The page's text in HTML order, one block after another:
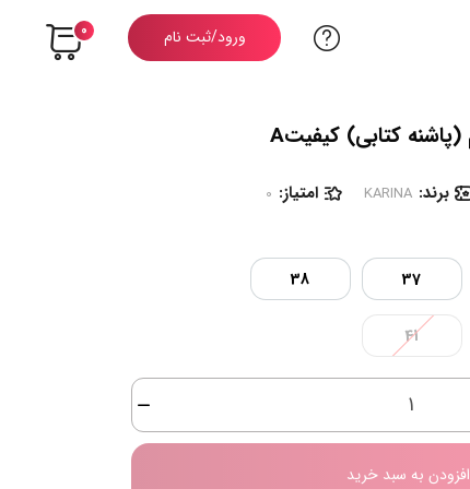
ورود/ثبت نام 0
برند: KARINA امتیاز: 0
37
38
41
افزودن به سبد خرید